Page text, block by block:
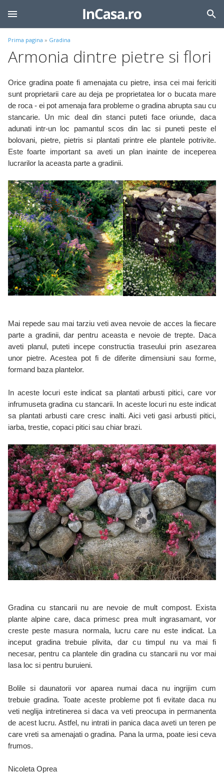
Prima pagina » Gradina
Armonia dintre pietre si flori
Orice gradina poate fi amenajata cu pietre, insa cei mai fericiti
sunt proprietarii care au deja pe proprietatea lor o bucata mare
de roca - ei pot amenaja fara probleme o gradina abrupta sau cu
stancarie. Un mic deal din stanci puteti face oriunde, daca
adunati intr-un loc pamantul scos din lac si puneti peste el
bolovani, pietre, pietris si plantati printre ele plantele potrivite.
Este foarte important sa aveti un plan inainte de inceperea
lucrarilor la aceasta parte a gradinii.
Mai repede sau mai tarziu veti avea nevoie de acces la fiecare
parte a gradinii, dar pentru aceasta e nevoie de trepte. Daca
aveti planul, puteti incepe constructia traseului prin asezarea
unor pietre. Acestea pot fi de diferite dimensiuni sau forme,
formand baza plantelor.
In aceste locuri este indicat sa plantati arbusti pitici, care vor
infrumuseta gradina cu stancarii. In aceste locuri nu este indicat
sa plantati arbusti care cresc inalti. Aici veti gasi arbusti pitici,
iarba, trestie, copaci pitici sau chiar brazi.
Gradina cu stancarii nu are nevoie de mult compost. Exista
plante alpine care, daca primesc prea mult ingrasamant, vor
creste peste masura normala, lucru care nu este indicat. La
inceput gradina trebuie plivita, dar cu timpul nu va mai fi
necesar, pentru ca plantele din gradina cu stancarii nu vor mai
lasa loc si pentru buruieni.
Bolile si daunatorii vor aparea numai daca nu ingrijim cum
trebuie gradina. Toate aceste probleme pot fi evitate daca nu
veti neglija intretinerea si daca va veti preocupa in permanenta
de acest lucru. Astfel, nu intrati in panica daca aveti un teren pe
care vreti sa amenajati o gradina. Pana la urma, poate iesi ceva
frumos.
Nicoleta Oprea